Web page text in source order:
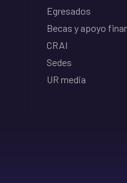
Egresados
Becas y apoyo
CRAI
Sedes
UR media